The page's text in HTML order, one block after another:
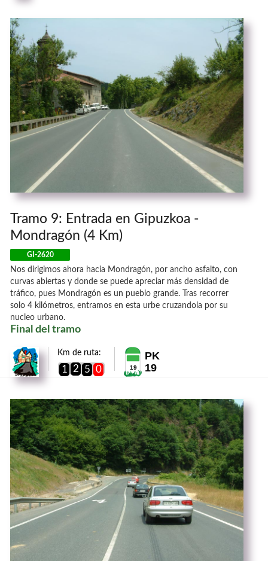
Tramo 9: Entrada en Gipuzkoa -
Mondragón (4 Km)
GI-2620
Nos dirigimos ahora hacia Mondragón, por ancho asfalto, con
curvas abiertas y donde se puede apreciar más densidad de
tráfico, pues Mondragón es un pueblo grande. Tras recorrer
solo 4 kilómetros, entramos en esta urbe cruzandola por su
nucleo urbano.
Final del tramo
Km de ruta:
1 2 5 0 19
PK
19